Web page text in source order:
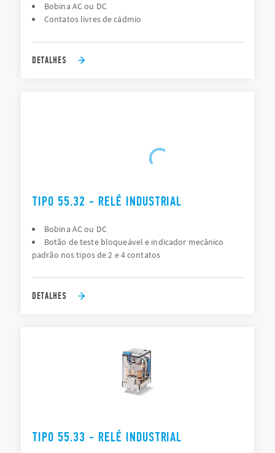
Bobina AC ou DC
Contatos livres de cádmio
DETALHES
TIPO 55.32 - RELÉ INDUSTRIAL
Bobina AC ou DC
Botão de teste bloqueável e indicador mecânico
padrão nos tipos de 2 e 4 contatos
DETALHES
TIPO 55.33 - RELÉ INDUSTRIAL